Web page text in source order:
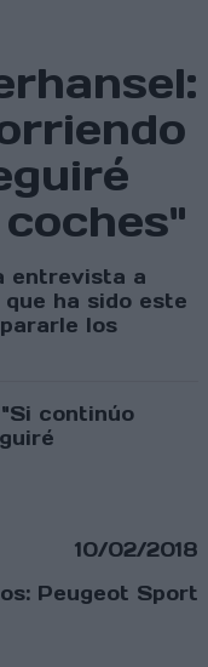
entrevista a
ha sido este
los
10/02/2018
Peugeot Sport